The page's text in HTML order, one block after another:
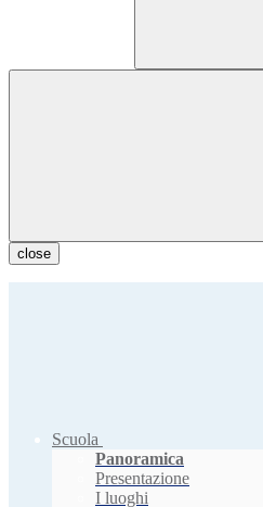
close
Scuola
Panoramica
Presentazione
I luoghi